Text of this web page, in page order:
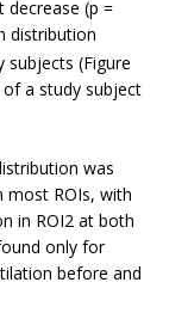
decrease (p =
distribution
subjects (Figure
of a study subject
was
most ROIs, with
in ROI2 at both
only for
before and